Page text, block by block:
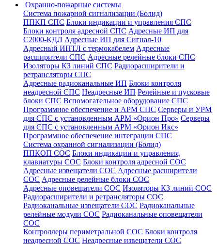
Охранно-пожарные системы
Система пожарной сигнализации (Болид)
ППКП СПС Блоки индикации и управления СПС
Блоки контроля адресной СПС Адресные ИП для
С2000-КДЛ Адресные ИП для Сигнал-10
Адресный ИПТЛ с термокабелем Адресные
расширители СПС Адресные релейные блоки СПС
Изоляторы КЗ линий СПС Радиорасширители и
ретрансляторы СПС
Адресные радиоканальные ИП Блоки контроля
неадресной СПС Неадресные ИП Релейные и пусковые
блоки СПС Вспомогательное оборудование СПС
Программное обеспечение и АРМ СПС Серверы и УРМ
для СПС с установленным АРМ «Орион Про» Серверы
для СПС с установленным АРМ «Орион Икс»
Программное обеспечение интеграции СПС
Система охранной сигнализации (Болид)
ППКОП СОС Блоки индикации и управления,
клавиатуры СОС Блоки контроля адресной СОС
Адресные извещатели СОС Адресные расширители
СОС Адресные релейные блоки СОС
Адресные оповещатели СОС Изоляторы КЗ линий СОС
Радиорасширители и ретрансляторы СОС
Радиоканальные извещатели СОС Радиоканальные
релейные модули СОС Радиоканальные оповещатели
СОС
Контроллеры периметральной СОС Блоки контроля
неадресной СОС Неадресные извещатели СОС